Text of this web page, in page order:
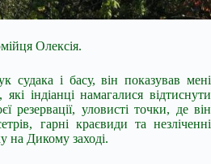
Олексія.
судака і басу, він показував мені
індіанці намагалися відтиснути
резервації, уловисті точки, де він
гарні краєвиди та незліченні
на Дикому заході.